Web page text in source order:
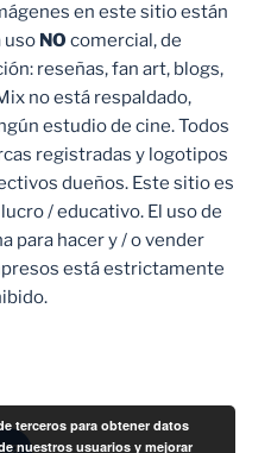
en este sitio están
uso NO comercial, de
reseñas, fan art, blogs,
no está respaldado,
estudio de cine. Todos
registradas y logotipos
dueños. Este sitio es
/ educativo. El uso de
para hacer y / o vender
está estrictamente
terceros para obtener datos
nuestros usuarios y mejorar